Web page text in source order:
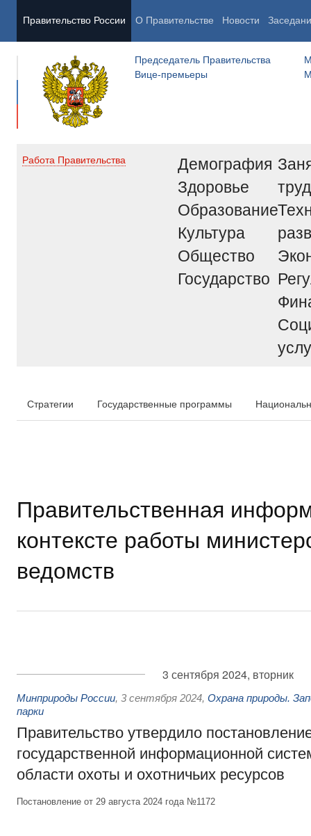
Правительство России О Правительстве Новости
Председатель Правительства
Вице-премьеры
Работа Правительства
Демография
Здоровье
Образование
Культура
Общество
Государство
труд
Стратегии Государственные программы
Правительственная
контексте работы
ведомств
3 сентября 2024, вторник
Минприроды России, 3 сентября 2024, Охрана природы.
парки
Правительство утвердило
государственной информационной
области охоты и охотничьих ресурсов
Постановление от 29 августа 2024 года №1172